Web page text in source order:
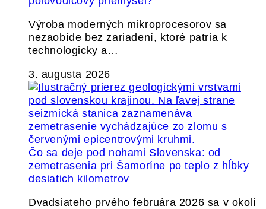
Výroba moderných mikroprocesorov sa
nezaobíde bez zariadení, ktoré patria k
technologicky a…
3. augusta 2026
Čo sa deje pod nohami Slovenska: od
zemetrasenia pri Šamoríne po teplo z hĺbky
desiatich kilometrov
Dvadsiateho prvého februára 2026 sa v okolí